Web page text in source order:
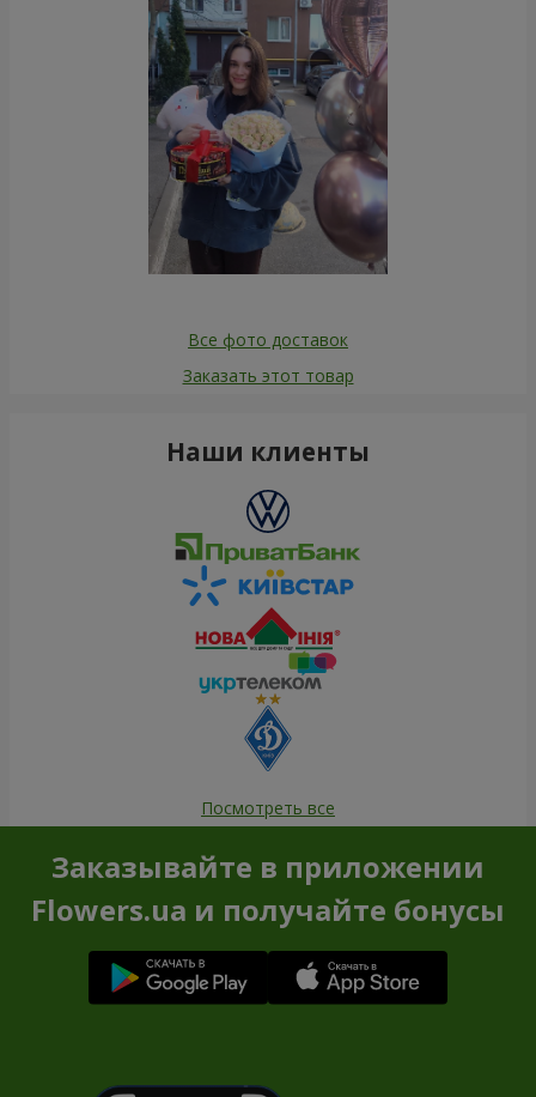
Все фото доставок
Заказать этот товар
Наши клиенты
Посмотреть все
Заказывайте в приложении
Flowers.ua и получайте бонусы